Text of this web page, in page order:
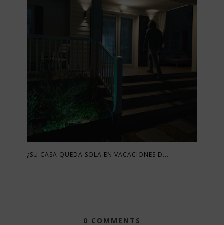
¿SU CASA QUEDA SOLA EN VACACIONES D...
0 COMMENTS